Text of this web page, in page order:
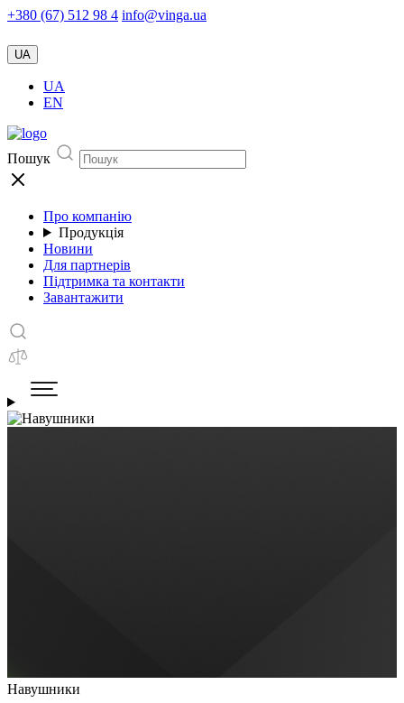
+380 (67) 512 98 4 info@vinga.ua
UA
UA
EN
Пошук
Про компанію
Продукція
Новини
Для партнерів
Підтримка та контакти
Завантажити
Навушники